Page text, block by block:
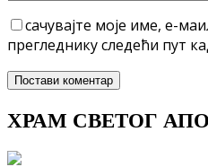
сачувајте моје име, е-
прегледнику следећи пут
ХРАМ СВЕТОГ